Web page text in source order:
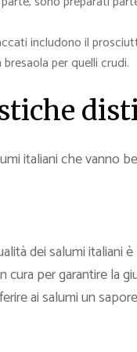
includono il
per quelli crudi.
italiani che vanno
dei salumi italiani
per garantire la
ai salumi un